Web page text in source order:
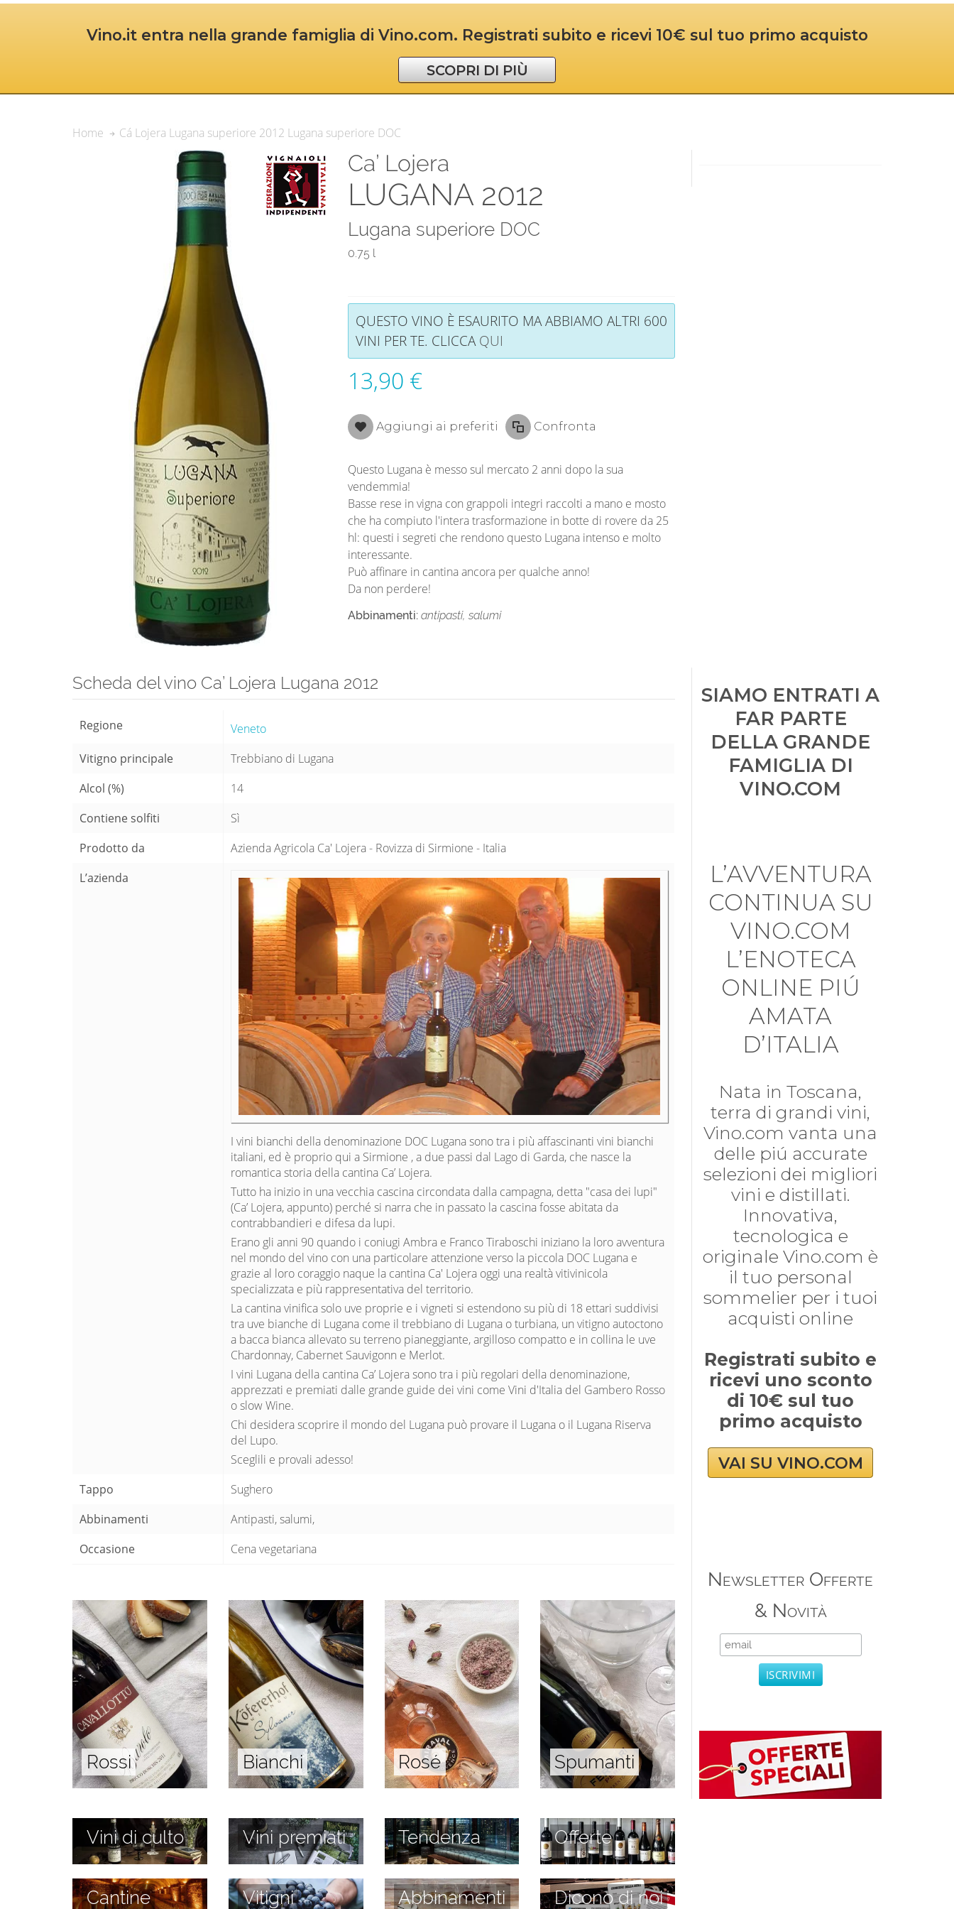
Vino.it entra nella grande famiglia di Vino.com. Registrati subito e ricevi 10€ sul tuo primo acquisto
SCOPRI DI PIÙ
Home Cá Lojera Lugana superiore 2012 Lugana superiore DOC
Ca’ Lojera
LUGANA 2012
Lugana superiore DOC
0.75 l
QUESTO VINO È ESAURITO MA ABBIAMO ALTRI 600
VINI PER TE. CLICCAQUI
13,90 €
Aggiungi ai preferiti Confronta
Questo Lugana è messo sul mercato 2 anni dopo la sua
vendemmia!
Basse rese in vigna con grappoli integri raccolti a mano e mosto
che ha compiuto l'intera trasformazione in botte di rovere da 25
hl: questi i segreti che rendono questo Lugana intenso e molto
interessante.
Può affinare in cantina ancora per qualche anno!
Da non perdere!
Abbinamenti: antipasti, salumi
Scheda del vino Ca’ Lojera Lugana 2012
Regione
Veneto
Vitigno principale
Trebbiano di Lugana
Alcol (%)
14
Contiene solfiti
Sì
Prodotto da
Azienda Agricola Ca' Lojera - Rovizza di Sirmione - Italia
L’azienda
I vini bianchi della denominazione DOC Lugana sono tra i più affascinanti vini bianchi
italiani, ed è proprio qui a Sirmione , a due passi dal Lago di Garda, che nasce la
romantica storia della cantina Ca’ Lojera.
Tutto ha inizio in una vecchia cascina circondata dalla campagna, detta "casa dei lupi"
(Ca’ Lojera, appunto) perché si narra che in passato la cascina fosse abitata da
contrabbandieri e difesa da lupi.
Erano gli anni 90 quando i coniugi Ambra e Franco Tiraboschi iniziano la loro avventura
nel mondo del vino con una particolare attenzione verso la piccola DOC Lugana e
grazie al loro coraggio naque la cantina Ca' Lojera oggi una realtà vitivinicola
specializzata e più rappresentativa del territorio.
La cantina vinifica solo uve proprie e i vigneti si estendono su più di 18 ettari suddivisi
tra uve bianche di Lugana come il trebbiano di Lugana o turbiana, un vitigno autoctono
a bacca bianca allevato su terreno pianeggiante, argilloso compatto e in collina le uve
Chardonnay, Cabernet Sauvigonn e Merlot.
I vini Lugana della cantina Ca’ Lojera sono tra i più regolari della denominazione,
apprezzati e premiati dalle grande guide dei vini come Vini d'Italia del Gambero Rosso
o slow Wine.
Chi desidera scoprire il mondo del Lugana può provare il Lugana o il Lugana Riserva
del Lupo.
Sceglili e provali adesso!
Tappo
Sughero
Abbinamenti
Antipasti, salumi,
Occasione
Cena vegetariana
Rossi Bianchi Rosé Spumanti
Vini di culto Vini premiati Tendenza Offerte
Cantine Vitigni Abbinamenti Dicono di noi
SIAMO ENTRATI A
FAR PARTE
DELLA GRANDE
FAMIGLIA DI
VINO.COM
L’AVVENTURA
CONTINUA SU
VINO.COM
L’ENOTECA
ONLINE PIÚ
AMATA
D’ITALIA
Nata in Toscana,
terra di grandi vini,
Vino.com vanta una
delle piú accurate
selezioni dei migliori
vini e distillati.
Innovativa,
tecnologica e
originale Vino.com è
il tuo personal
sommelier per i tuoi
acquisti online
Registrati subito e
ricevi uno sconto
di 10€ sul tuo
primo acquisto
VAI SU VINO.COM
Newsletter Offerte
& Novità